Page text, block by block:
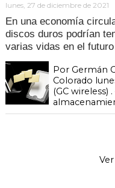
lunes, 27 de diciembre de 2021
En una economía
discos duros podrían
varias vidas en el futuro
Por Germán
Colorado
(GC wireless)